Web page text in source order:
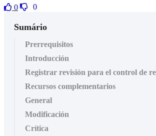
0 0
Sumário
Prerrequisitos
Introducción
Registrar revisión para el control de
Recursos complementarios
General
Modificación
Crítica